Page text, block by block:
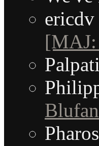
ericdv
[MAJ:
Pharos